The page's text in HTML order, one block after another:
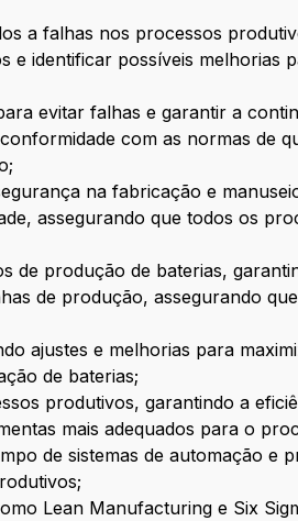
a falhas nos processos
e identificar possíveis melhorias
evitar falhas e garantir a
com as normas de
na fabricação e
assegurando que todos os
de produção de baterias,
de produção, assegurando
ajustes e melhorias para
de baterias;
produtivos, garantindo a
mais adequados para o
de sistemas de automação
Lean Manufacturing e Six